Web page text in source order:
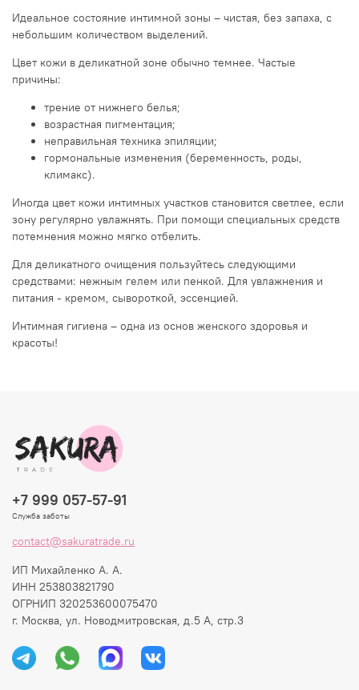
Идеальное состояние интимной зоны – чистая, без запаха, с
небольшим количеством выделений.
Цвет кожи в деликатной зоне обычно темнее. Частые
причины:
трение от нижнего белья;
возрастная пигментация;
неправильная техника эпиляции;
гормональные изменения (беременность, роды,
климакс).
Иногда цвет кожи интимных участков становится светлее, если
зону регулярно увлажнять. При помощи специальных средств
потемнения можно мягко отбелить.
Для деликатного очищения пользуйтесь следующими
средствами: нежным гелем или пенкой. Для увлажнения и
питания - кремом, сывороткой, эссенцией.
Интимная гигиена – одна из основ женского здоровья и
красоты!
+7 999 057-57-91
Служба заботы
contact@sakuratrade.ru
ИП Михайленко А. А.
ИНН 253803821790
ОГРНИП 320253600075470
г. Москва, ул. Новодмитровская, д.5 А, стр.3